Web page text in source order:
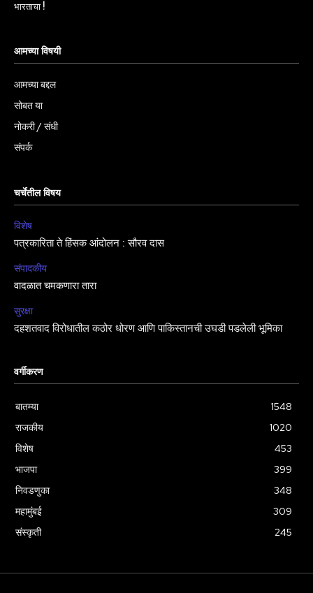
भारताचा !
आमच्या विषयी
आमच्या बद्दल
सोबत या
नोकरी / संधी
संपर्क
चर्चेतील विषय
विशेष
पत्रकारिता ते हिंसक आंदोलन : सौरव दास
संपादकीय
वादळात चमकणारा तारा
सुरक्षा
दहशतवाद विरोधातील कठोर धोरण आणि पाकिस्तानची उघडी पडलेली भूमिका
वर्गीकरण
बातम्या
1548
राजकीय
1020
विशेष
453
भाजपा
399
निवडणुका
348
महामुंबई
309
संस्कृती
245